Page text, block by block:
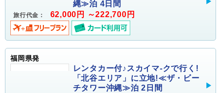
縄≫泊 4日間
旅行代金： 62,000円 ～222,700円
福岡県発
レンタカー付♪スカイマ-クで行く!
「北谷エリア」に立地!≪ザ・ビー
チタワー沖縄≫泊 2日間